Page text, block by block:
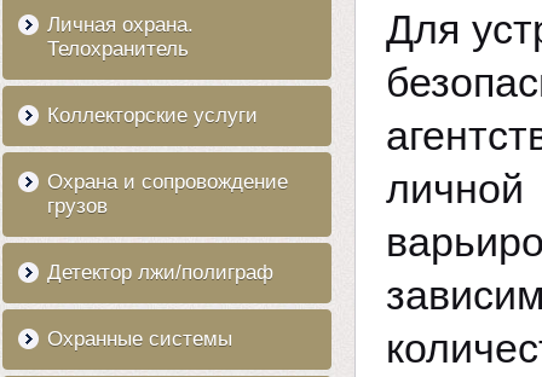
Личная охрана.
Телохранитель
Коллекторские услуги
Охрана и сопровождение
грузов
Детектор лжи/полиграф
Охранные системы
Для
личной